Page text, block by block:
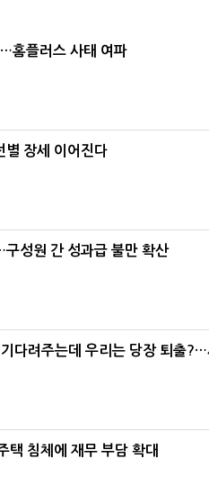
홈플러스 사태 여파
장세 이어진다
성원 간 성과급 불만 확산
다려주는데 우리는 당장 퇴출?…
택 침체에 재무 부담 확대